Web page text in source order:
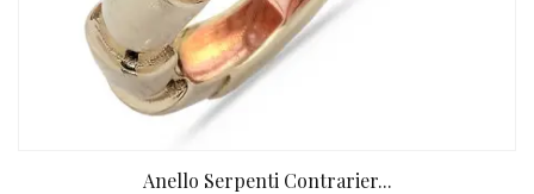
Anello Serpenti Contrarier...